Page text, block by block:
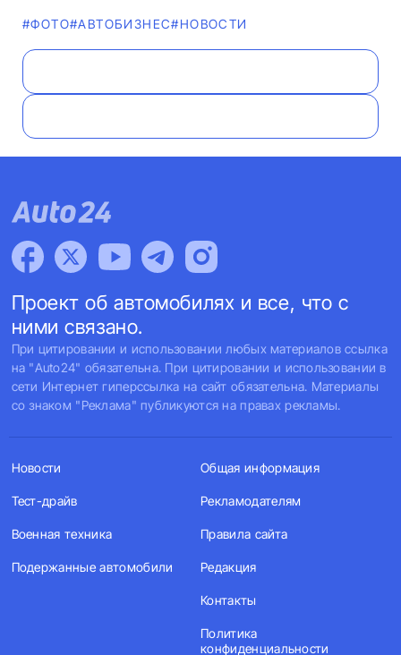
#ФОТО#AВТОБИЗНЕС#НОВОСТИ
Проект об автомобилях и все, что с
ними связано.
При цитировании и использовании любых материалов ссылка
на "Auto24" обязательна. При цитировании и использовании в
сети Интернет гиперссылка на сайт обязательна. Материалы
со знаком "Реклама" публикуются на правах рекламы.
Новости
Тест-драйв
Военная техника
Подержанные автомобили
Общая информация
Рекламодателям
Правила сайта
Редакция
Контакты
Политика
конфиденциальности